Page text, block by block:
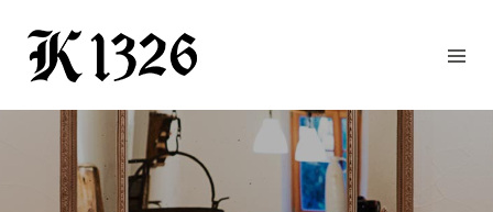
HOTEL
EVENTS
REGION
ZIMMER